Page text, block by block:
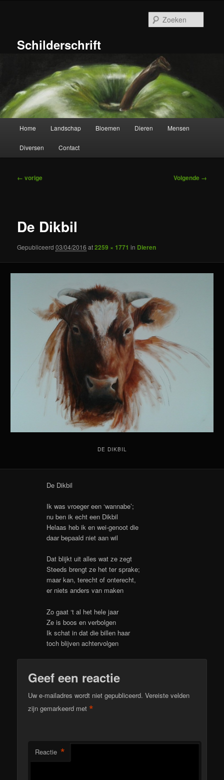
inhoudSchilderschrift
Home Landschap Bloemen Dieren Mensen
Diversen Contact
Afbeeldingsnavigatie
← vorige Volgende →
De Dikbil
Gepubliceerd03/04/2016 at2259 × 1771 in Dieren
DE DIKBIL
De Dikbil
Ik was vroeger een ‘wannabe’;
nu ben ik echt een Dikbil
Helaas heb ik en wei-genoot die
daar bepaald niet aan wil
Dat blijkt uit alles wat ze zegt
Steeds brengt ze het ter sprake;
maar kan, terecht of onterecht,
er niets anders van maken
Zo gaat ‘t al het hele jaar
Ze is boos en verbolgen
Ik schat in dat die billen haar
toch blijven achtervolgen
Geef een reactie
Uw e-mailadres wordt niet gepubliceerd. Vereiste velden
zijn gemarkeerd met*
Reactie *